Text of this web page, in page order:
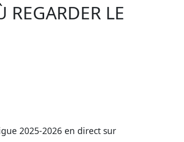
REGARDER LE
2025-2026 en direct sur